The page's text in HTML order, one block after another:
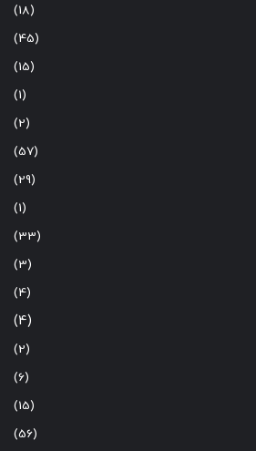
(18)
(45)
(15)
(1)
(2)
(57)
(29)
(1)
(33)
(3)
(4)
(4)
(2)
(6)
(15)
(56)